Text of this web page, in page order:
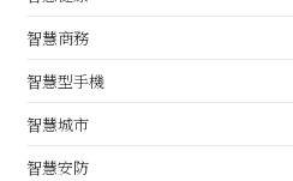
智慧商務
智慧型手機
智慧城市
智慧安防